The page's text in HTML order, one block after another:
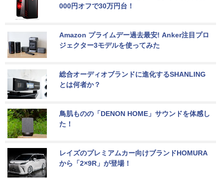
000円オフで30万円台！
Amazon プライムデー過去最安! Anker注目プロ
ジェクター3モデルを使ってみた
総合オーディオブランドに進化するSHANLING
とは何者か？
鳥肌ものの「DENON HOME」サウンドを体感し
た！
レイズのプレミアムカー向けブランドHOMURA
から「2×9R」が登場！